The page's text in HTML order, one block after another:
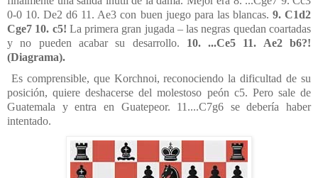
0-0 10. De2 d6 11. Ae3 con buen juego para las blancas. 9. C1d2
Cge7 10. c5! La primera gran jugada – las negras quedan coartadas
y no pueden acabar su desarrollo. 10. ...Ce5 11. Ae2 b6?!
(Diagrama).
Es comprensible, que Korchnoi, reconociendo la dificultad de su
posición, quiere deshacerse del molestoso peón c5. Pero sale de
Guatemala y entra en Guatepeor. 11....C7g6 se debería haber
intentado.